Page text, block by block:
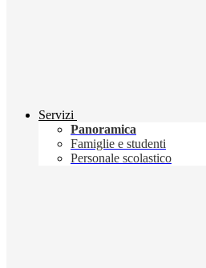
Servizi
Panoramica
Famiglie e studenti
Personale scolastico